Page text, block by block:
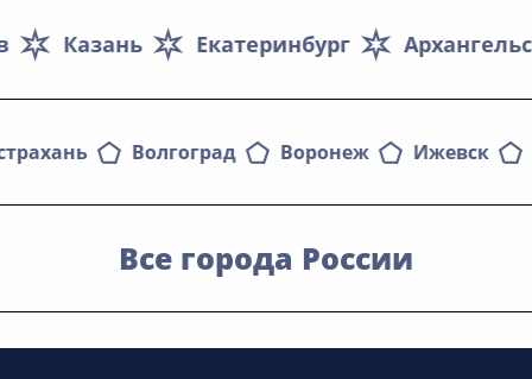
Екатеринбург
Казань
Волгоград Воронеж Ижевск
Все города России